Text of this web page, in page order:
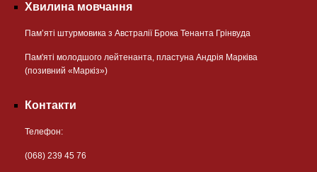
Хвилина мовчання
Пам’яті штурмовика з Австралії Брока Тенанта Грінвуда
Пам'яті молодшого лейтенанта, пластуна Андрія Марківа
(позивний «Маркіз»)
Контакти
Телефон:
(068) 239 45 76